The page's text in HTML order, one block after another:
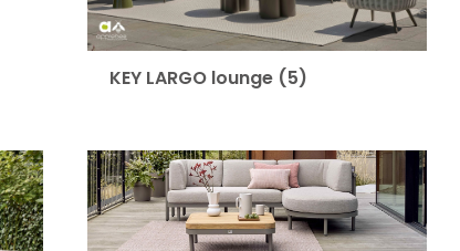
KEY LARGO lounge (5)